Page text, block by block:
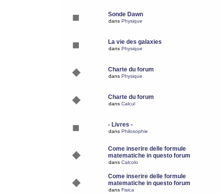
Sonde Dawn
dans Physique
La vie des galaxies
dans Physique
Charte du forum
dans Physique
Charte du forum
dans Calcul
- Livres -
dans Philosophie
Come inserire delle formule
matematiche in questo forum
dans Calcolo
Come inserire delle formule
matematiche in questo forum
dans Fisica